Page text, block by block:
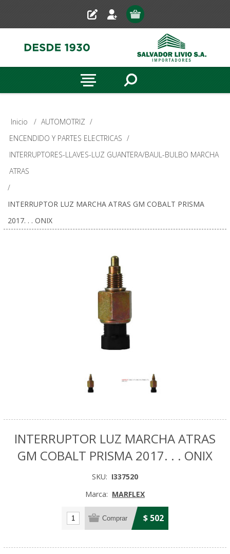
Inicio / AUTOMOTRIZ /
ENCENDIDO Y PARTES ELECTRICAS /
INTERRUPTORES-LLAVES-LUZ GUANTERA/BAUL-BULBO MARCHA
ATRAS
/
INTERRUPTOR LUZ MARCHA ATRAS GM COBALT PRISMA
2017. . . ONIX
INTERRUPTOR LUZ MARCHA ATRAS
GM COBALT PRISMA 2017. . . ONIX
SKU: I337520
Marca: MARFLEX
$ 502